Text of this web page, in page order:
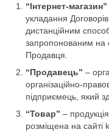
“Інтернет-магазин”
укладання
дистанційним
запропонованим на
Продавця.
“Продавець” –
організаційно-
підприємець, який
“Товар” –
розміщена на